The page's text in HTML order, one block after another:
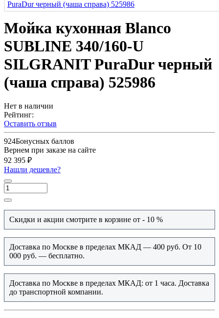
Мойка кухонная Blanco
SUBLINE 340/160-U
SILGRANIT PuraDur черный
(чаша справа) 525986
Нет в наличии
Рейтинг:
Оставить отзыв
924Бонусных баллов
Вернем при заказе на сайте
92 395 ₽
Нашли дешевле?
Скидки и акции смотрите в корзине от - 10 %
Доставка по Москве в пределах МКАД — 400 руб. От 10
000 руб. — бесплатно.
Доставка по Москве в пределах МКАД: от 1 часа. Доставка
до транспортной компании.